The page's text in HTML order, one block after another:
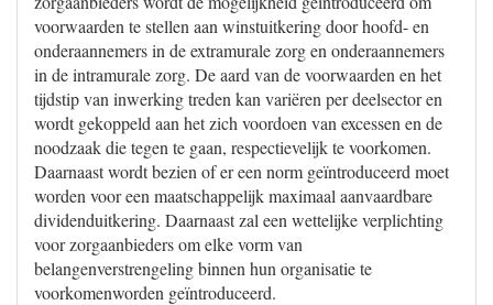
voorwaarden te stellen aan winstuitkering door hoofd- en
onderaannemers in de extramurale zorg en onderaannemers
in de intramurale zorg. De aard van de voorwaarden en het
tijdstip van inwerking treden kan variëren per deelsector en
wordt gekoppeld aan het zich voordoen van excessen en de
noodzaak die tegen te gaan, respectievelijk te voorkomen.
Daarnaast wordt bezien of er een norm geïntroduceerd moet
worden voor een maatschappelijk maximaal aanvaardbare
dividenduitkering. Daarnaast zal een wettelijke verplichting
voor zorgaanbieders om elke vorm van
belangenverstrengeling binnen hun organisatie te
voorkomenworden geïntroduceerd.